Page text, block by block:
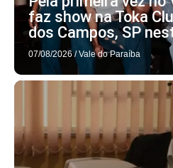
faz show na Toka
dos Campos, SP
07/08/2026 / Vale do Paraíba